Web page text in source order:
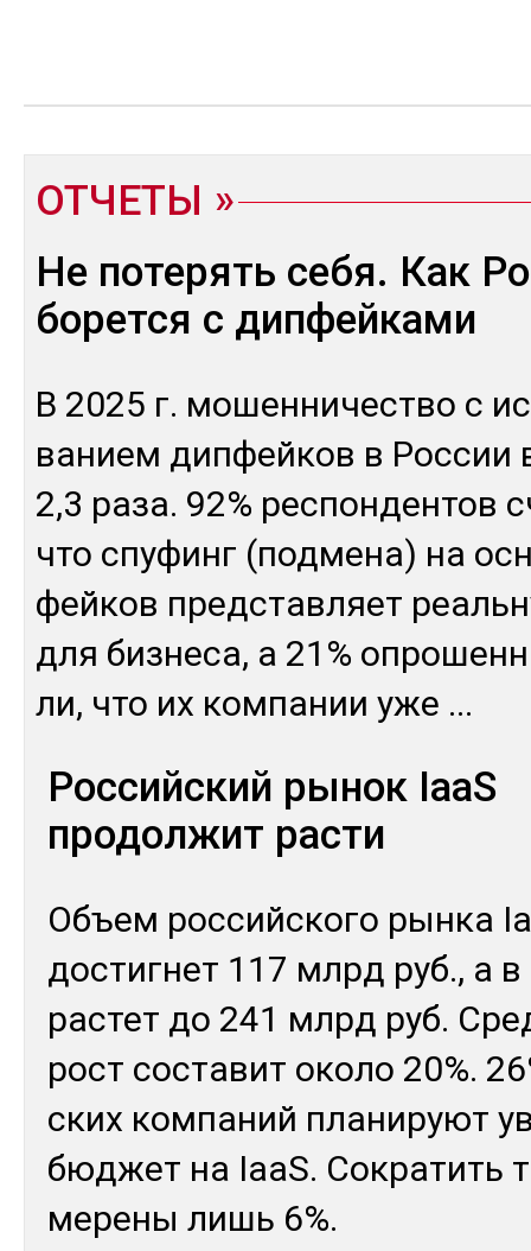
ОТЧЕТЫ
Не потерять себя. Как
борется с дипфейками
В 2025 г. мо­шен­ни­чес­тво с
ванием дип­фей­ков в Рос­сии
2,3 ра­за. 92% рес­пон­ден­тов
что спу­финг (под­ме­на) на
фей­ков пред­став­ляет
для биз­не­са, а 21%
ли, что их ком­па­нии уже ...
Российский рынок IaaS
продолжит расти
Объ­ем рос­сий­ско­го рын­ка
дос­тиг­нет 117 млрд руб., а
рас­тет до 241 млрд руб.
рост сос­та­вит око­ло 20%.
ских ком­па­ний пла­нируют
бюд­жет на IaaS. Сок­ра­тить
мере­ны лишь 6%.